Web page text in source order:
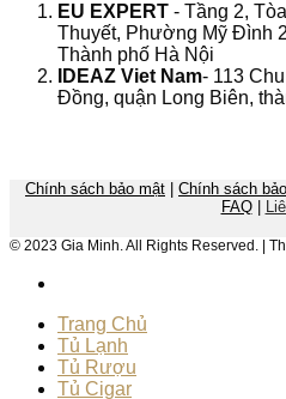
EU EXPERT - Tầng 2,
Thuyết, Phường Mỹ Đình
Thành phố Hà Nội
IDEAZ Viet Nam- 113
Đồng, quận Long Biên,
Chính sách bảo mật Chính sách
FAQ|
© 2023 Gia Minh. All Rights Reserved. |
Trang Chủ
Tủ Lạnh
Tủ Rượu
Tủ Cigar